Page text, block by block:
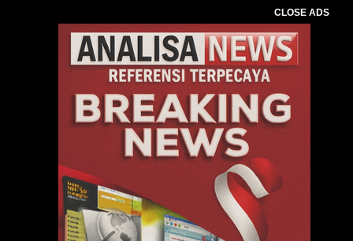
CLOSE ADS